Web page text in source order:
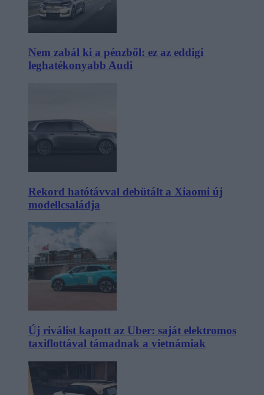
Nem zabál ki a pénzből: ez az eddigi
leghatékonyabb Audi
Rekord hatótávval debütált a Xiaomi új
modellcsaládja
Új riválist kapott az Uber: saját elektromos
taxiflottával támadnak a vietnámiak